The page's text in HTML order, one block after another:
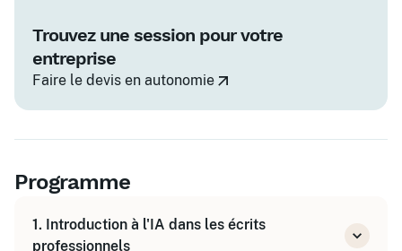
Trouvez une session pour votre
entreprise
Faire le devis en autonomie
Programme
1. Introduction à l'IA dans les écrits
professionnels